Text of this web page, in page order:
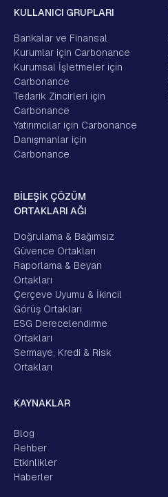
KULLANICI GRUPLARI
Bankalar ve Finansal
Kurumlar için Carbonance
Kurumsal İşletmeler için
Carbonance
Tedarik Zincirleri için
Carbonance
Yatırımcılar için Carbonance
Danışmanlar için
Carbonance
BİLEŞİK ÇÖZÜM
ORTAKLARI AĞI
Doğrulama & Bağımsız
Güvence Ortakları
Raporlama & Beyan
Ortakları
Çerçeve Uyumu & İkincil
Görüş Ortakları
ESG Derecelendirme
Ortakları
Sermaye, Kredi & Risk
Ortakları
KAYNAKLAR
Blog
Rehber
Etkinlikler
Haberler